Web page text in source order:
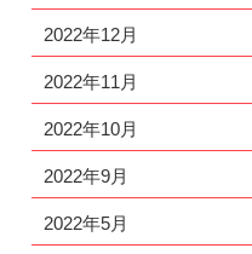
2022年12月
2022年11月
2022年10月
2022年9月
2022年5月